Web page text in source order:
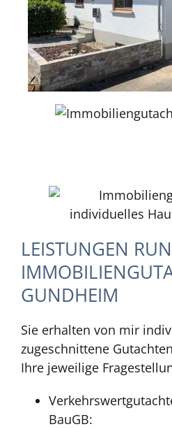
LEISTUNGEN
GUNDHEIM
Sie erhalten von mir
zugeschnittene
Ihre jeweilige
BauGB: